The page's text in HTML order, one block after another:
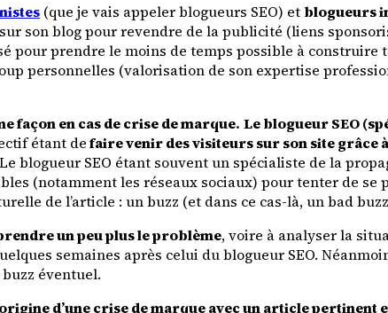
(que je vais appeler blogueurs SEO) et blogueurs
son blog pour revendre de la publicité (liens
pour prendre le moins de temps possible à
personnelles (valorisation de son expertise
façon en cas de crise de marque. Le blogueur SEO
étant defaire venir des visiteurs sur son site grâce
blogueur SEO étant souvent un spécialiste de la
(notamment les réseaux sociaux) pour tenter de
de l’article : un buzz (et dans ce cas-là, un bad
un peu plus le problème, voire à analyser la
semaines après celui du blogueur SEO.
éventuel.
d’une crise de marque avec un article pertinent